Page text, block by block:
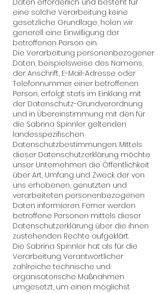
Daten erforderlich und besteht für
eine solche Verarbeitung keine
gesetzliche Grundlage, holen wir
generell eine Einwilligung der
betroffenen Person ein.
Die Verarbeitung personenbezogener
Daten, beispielsweise des Namens,
der Anschrift, E-Mail-Adresse oder
Telefonnummer einer betroffenen
Person, erfolgt stets im Einklang mit
der Datenschutz-Grundverordnung
und in Übereinstimmung mit den für
die Sabrina Spinnler geltenden
landesspezifischen
Datenschutzbestimmungen. Mittels
dieser Datenschutzerklärung möchte
unser Unternehmen die Öffentlichkeit
über Art, Umfang und Zweck der von
uns erhobenen, genutzten und
verarbeiteten personenbezogenen
Daten informieren. Ferner werden
betroffene Personen mittels dieser
Datenschutzerklärung über die ihnen
zustehenden Rechte aufgeklärt.
Die Sabrina Spinnler hat als für die
Verarbeitung Verantwortlicher
zahlreiche technische und
organisatorische Maßnahmen
umgesetzt, um einen möglichst